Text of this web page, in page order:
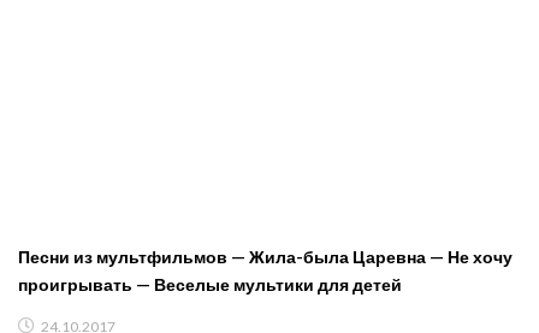
Песни из мультфильмов — Жила-была Царевна — Не хочу
проигрывать — Веселые мультики для детей
24.10.2017